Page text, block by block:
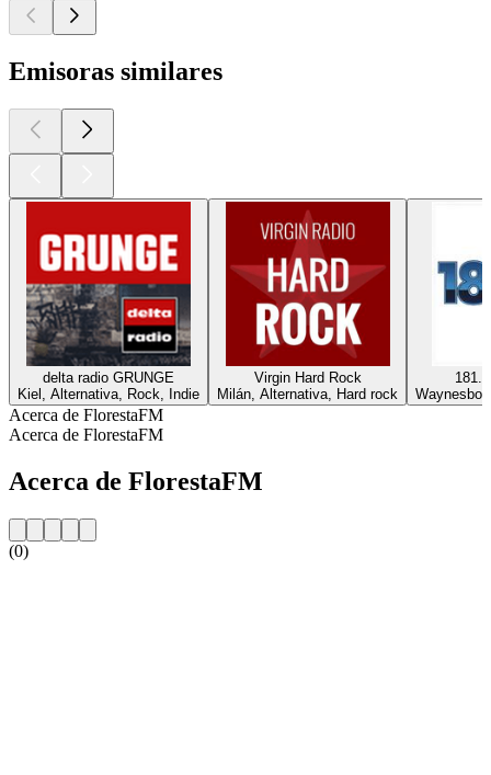
Emisoras similares
delta radio GRUNGE
Kiel, Alternativa, Rock, Indie
Virgin Hard Rock
Milán, Alternativa, Hard rock
Acerca de FlorestaFM
Acerca de FlorestaFM
Acerca de FlorestaFM
(0)